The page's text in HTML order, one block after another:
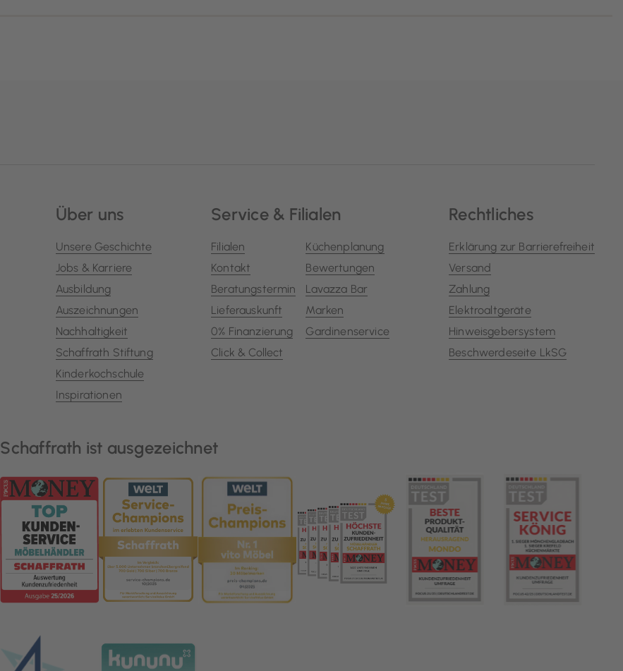
Über uns
Unsere Geschichte
Jobs & Karriere
Ausbildung
Auszeichnungen
Nachhaltigkeit
Schaffrath Stiftung
Kinderkochschule
Inspirationen
Service & Filialen
Filialen
Kontakt
Beratungstermin
Lieferauskunft
0% Finanzierung
Click & Collect
Küchenplanung
Bewertungen
Lavazza Bar
Marken
Gardinenservice
Rechtliches
Erklärung zur Barrierefreiheit
Versand
Zahlung
Elektroaltgeräte
Hinweisgebersystem
Beschwerdeseite LkSG
Schaffrath ist ausgezeichnet